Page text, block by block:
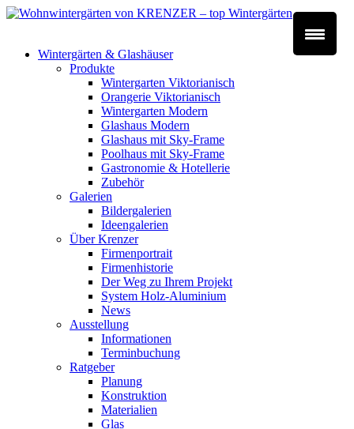
Wintergärten & Glashäuser
Produkte
Wintergarten Viktorianisch
Orangerie Viktorianisch
Wintergarten Modern
Glashaus Modern
Glashaus mit Sky-Frame
Poolhaus mit Sky-Frame
Gastronomie & Hotellerie
Zubehör
Galerien
Bildergalerien
Ideengalerien
Über Krenzer
Firmenportrait
Firmenhistorie
Der Weg zu Ihrem Projekt
System Holz-Aluminium
News
Ausstellung
Informationen
Terminbuchung
Ratgeber
Planung
Konstruktion
Materialien
Glas